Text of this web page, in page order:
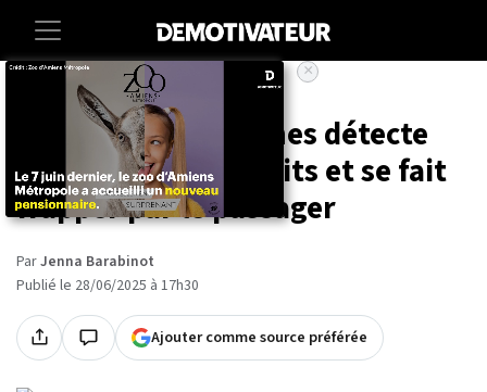
Societe
Un chien des douanes détecte
des produits interdits et se fait
frapper par le passager
ParJenna Barabinot
Publié le 28/06/2025 à 17h30
Ajouter comme source préférée
×